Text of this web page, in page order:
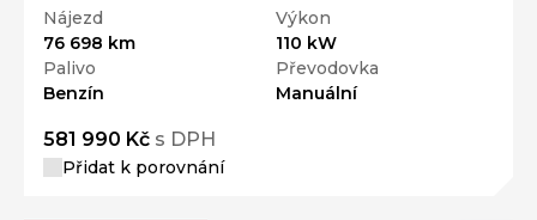
Nájezd
76 698 km
Výkon
110 kW
Palivo
Benzín
Převodovka
Manuální
581 990 Kč s DPH
Přidat k porovnání